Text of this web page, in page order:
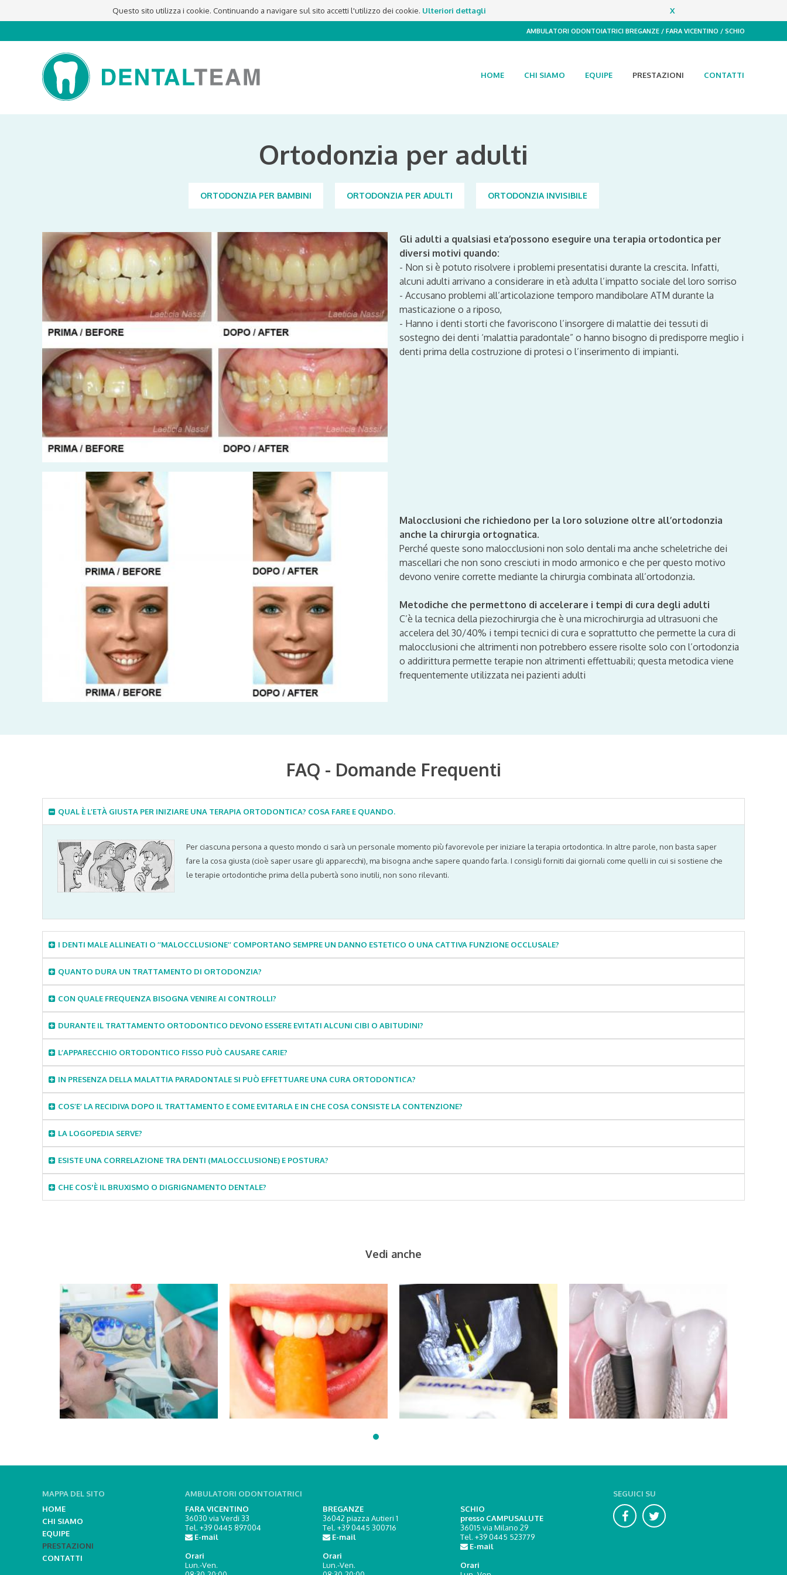
Questo sito utilizza i cookie. Continuando a navigare sul sito accetti l'utilizzo dei cookie. Ulteriori dettagli X
AMBULATORI ODONTOIATRICI BREGANZE / FARA VICENTINO / SCHIO
HOME CHI SIAMO EQUIPE PRESTAZIONI CONTATTI
Ortodonzia per adulti
ORTODONZIA PER BAMBINI ORTODONZIA PER ADULTI ORTODONZIA INVISIBILE
Gli adulti a qualsiasi eta’possono eseguire una terapia ortodontica per
diversi motivi quando:
- Non si è potuto risolvere i problemi presentatisi durante la crescita. Infatti,
alcuni adulti arrivano a considerare in età adulta l’impatto sociale del loro sorriso
- Accusano problemi all’articolazione temporo mandibolare ATM durante la
masticazione o a riposo,
- Hanno i denti storti che favoriscono l’insorgere di malattie dei tessuti di
sostegno dei denti ‘malattia paradontale” o hanno bisogno di predisporre meglio i
denti prima della costruzione di protesi o l’inserimento di impianti.
Malocclusioni che richiedono per la loro soluzione oltre all’ortodonzia
anche la chirurgia ortognatica.
Perché queste sono malocclusioni non solo dentali ma anche scheletriche dei
mascellari che non sono cresciuti in modo armonico e che per questo motivo
devono venire corrette mediante la chirurgia combinata all’ortodonzia.
Metodiche che permettono di accelerare i tempi di cura degli adulti
C’è la tecnica della piezochirurgia che è una microchirurgia ad ultrasuoni che
accelera del 30/40% i tempi tecnici di cura e soprattutto che permette la cura di
malocclusioni che altrimenti non potrebbero essere risolte solo con l’ortodonzia
o addirittura permette terapie non altrimenti effettuabili; questa metodica viene
frequentemente utilizzata nei pazienti adulti
FAQ - Domande Frequenti
QUAL È L’ETÀ GIUSTA PER INIZIARE UNA TERAPIA ORTODONTICA? COSA FARE E QUANDO.
Per ciascuna persona a questo mondo ci sarà un personale momento più favorevole per iniziare la terapia ortodontica. In altre parole, non basta saper
fare la cosa giusta (cioè saper usare gli apparecchi), ma bisogna anche sapere quando farla. I consigli forniti dai giornali come quelli in cui si sostiene che
le terapie ortodontiche prima della pubertà sono inutili, non sono rilevanti.
I DENTI MALE ALLINEATI O ’’MALOCCLUSIONE’’ COMPORTANO SEMPRE UN DANNO ESTETICO O UNA CATTIVA FUNZIONE OCCLUSALE?
QUANTO DURA UN TRATTAMENTO DI ORTODONZIA?
CON QUALE FREQUENZA BISOGNA VENIRE AI CONTROLLI?
DURANTE IL TRATTAMENTO ORTODONTICO DEVONO ESSERE EVITATI ALCUNI CIBI O ABITUDINI?
L’APPARECCHIO ORTODONTICO FISSO PUÒ CAUSARE CARIE?
IN PRESENZA DELLA MALATTIA PARADONTALE SI PUÒ EFFETTUARE UNA CURA ORTODONTICA?
COS’E’ LA RECIDIVA DOPO IL TRATTAMENTO E COME EVITARLA E IN CHE COSA CONSISTE LA CONTENZIONE?
LA LOGOPEDIA SERVE?
ESISTE UNA CORRELAZIONE TRA DENTI (MALOCCLUSIONE) E POSTURA?
CHE COS'È IL BRUXISMO O DIGRIGNAMENTO DENTALE?
Vedi anche
MAPPA DEL SITO
HOME
CHI SIAMO
EQUIPE
PRESTAZIONI
CONTATTI
AMBULATORI ODONTOIATRICI
FARA VICENTINO
36030 via Verdi 33
Tel. +39 0445 897004
E-mail
Orari
Lun.-Ven.
BREGANZE
36042 piazza Autieri 1
Tel. +39 0445 300716
E-mail
Orari
Lun.-Ven.
SCHIO
presso CAMPUSALUTE
36015 via Milano 29
Tel. +39 0445 523779
E-mail
Orari
SEGUICI SU